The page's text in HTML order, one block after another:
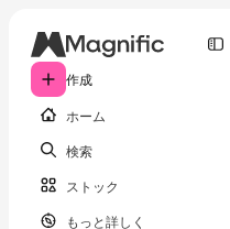
作成
ホーム
検索
ストック
もっと詳しく